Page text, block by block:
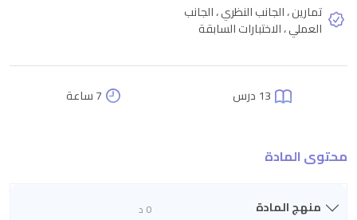
تمارين ، الجانب النظري ، الجانب
العملي ، الاختبارات السابقة
13 درس 7 ساعة
محتوى المادة
منهج المادة 0 د